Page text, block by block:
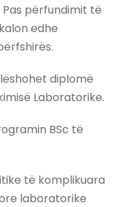
përfundimit të
edhe
diplomë
Laboratorike.
BSc të
të komplikuara
laboratorike